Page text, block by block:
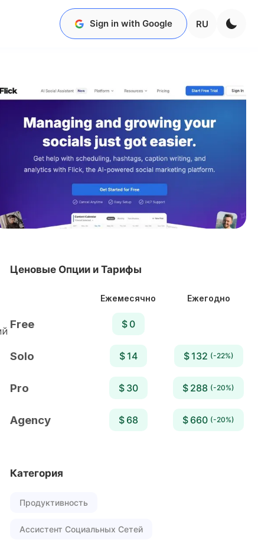
Sign in with Google RU
Ценовые Опции и Тарифы
Ежемесячно Ежегодно
Free $ 0
Solo $ 14 $ 132 (-22%)
Pro $ 30 $ 288 (-20%)
Agency $ 68 $ 660 (-20%)
Категория
Продуктивность
Ассистент Социальных Сетей